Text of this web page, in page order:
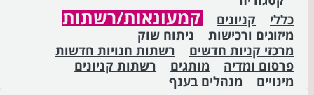
כללי
קניונים קמעונאות/רשתות
מיזוגים ורכישות
ניתוח שוק
מרכזי קניות חדשים
רשתות חנויות חדשות
פרסום ומדיה
מותגים
רשתות קניונים
מינויים
מנהלים בענף